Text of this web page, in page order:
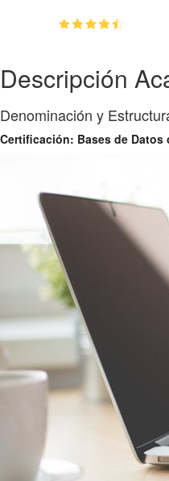
Descripción
Denominación y
Certificación: Bases de Datos